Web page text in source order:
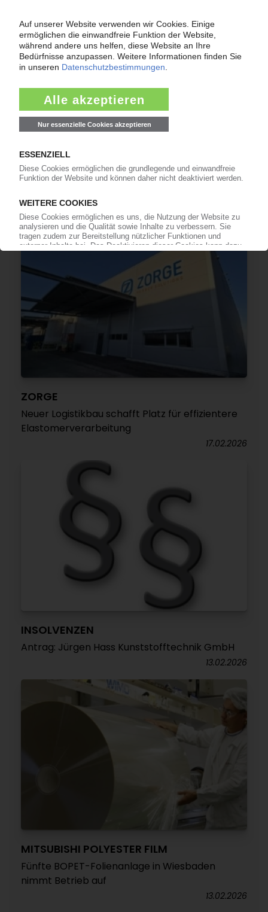
INSOLVENZEN
ZORGE
Neuer Logistikbau schafft Platz für effizientere
Elastomerverarbeitung
17.02.2026
INSOLVENZEN
Antrag: Jürgen Hass Kunststofftechnik GmbH
13.02.2026
MITSUBISHI POLYESTER FILM
Fünfte BOPET-Folienanlage in Wiesbaden
nimmt Betrieb auf
13.02.2026